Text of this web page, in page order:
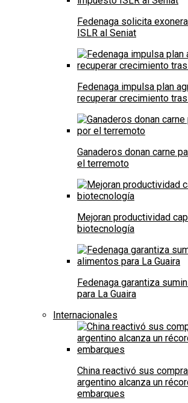
Fedenaga solicita
ISLR al Seniat
Fedenaga impulsa plan
recuperar crecimiento
Ganaderos donan carne
el terremoto
Mejoran productividad
biotecnología
Fedenaga garantiza
para La Guaira
Internacionales
China reactivó sus
argentino alcanza un
embarques